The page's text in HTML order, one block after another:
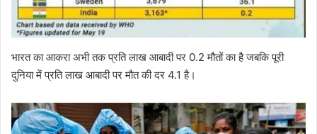
भारत का आकरा अभी तक प्रति लाख आबादी पर 0.2 मौतों का है जबकि पूरी
दुनिया में प्रति लाख आबादी पर मौत की दर 4.1 है।